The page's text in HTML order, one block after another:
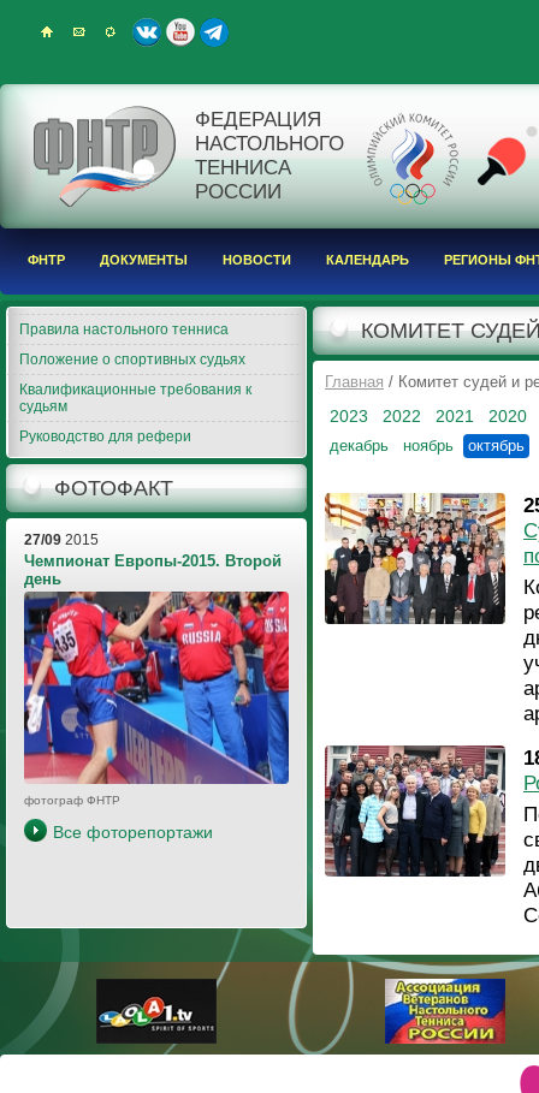
ФЕДЕРАЦИЯ
НАСТОЛЬНОГО
ТЕННИСА
РОССИИ
ФНТР ДОКУМЕНТЫ НОВОСТИ КАЛЕНДАРЬ РЕГИОНЫ
Правила настольного тенниса
Положение о спортивных судьях
Квалификационные требования к
судьям
Руководство для рефери
ФОТОФАКТ
27/09 2015
Чемпионат Европы-2015. Второй
день
фотограф ФНТР
Все фоторепортажи
КОМИТЕТ
Главная / Комитет судей и
2023 2022 2021 2020
декабрь ноябрь октябрь